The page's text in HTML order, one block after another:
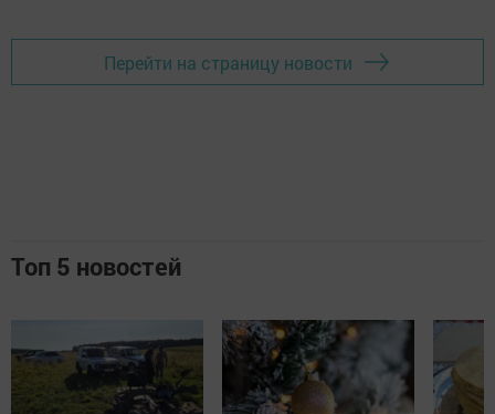
Перейти на страницу новости
Топ 5 новостей